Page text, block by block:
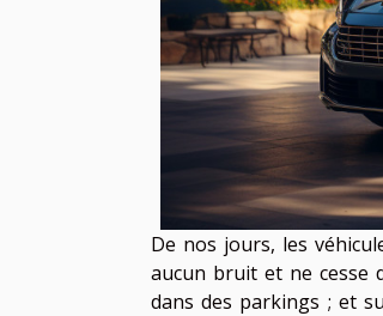
De nos jours, les
aucun bruit et ne cesse
dans des parkings ; et